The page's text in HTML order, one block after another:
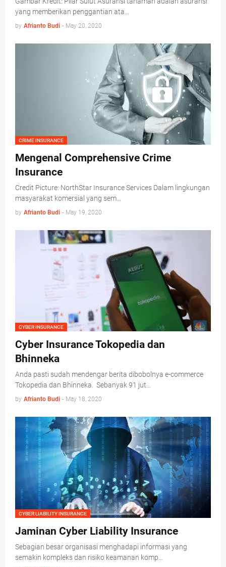
yang memberikan penggantian ata…
by Afrianto Budi - May 20, 2020
CRIME INSURANCE
Mengenal Comprehensive Crime
Insurance
Credit Picture: NorthStar Insurance Services Dalam lingkungan
masyarakat komersial yang sem…
by Afrianto Budi - May 19, 2020
CYBER INSURANCE
Cyber Insurance Tokopedia dan
Bhinneka
Anda pasti sudah mendengar berita dibobolnya e-commerce
Tokopedia dan Bhinneka. Sebanyak 91 jut…
by Afrianto Budi - May 18, 2020
CYBER LIABILITY INSURANCE
Jaminan Cyber Liability Insurance
Sebagian besar organisasi menghadapi informasi yang
semakin kompleks dan risiko keamanan komp…